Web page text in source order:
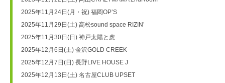
2025年11月24日(月・祝) 福岡OP’S
2025年11月29日(土) 高松sound space RIZIN’
2025年11月30日(日) 神戸太陽と虎
2025年12月6日(土) 金沢GOLD CREEK
2025年12月7日(日) 長野LIVE HOUSE J
2025年12月13日(土) 名古屋CLUB UPSET